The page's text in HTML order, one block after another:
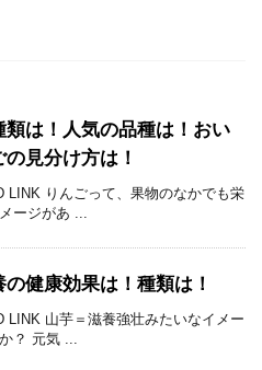
類は！人気の品種は！おい
の見分け方は！
LINK りんごって、果物のなかでも栄
ージがあ ...
健康効果は！種類は！
LINK 山芋＝滋養強壮みたいなイメー
？ 元気 ...